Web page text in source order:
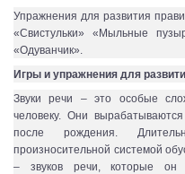
Упражнения для развития
«Свистульки» «Мыльные
«Одуванчик».
Игры и упражнения для
Звуки речи – это особые
человеку. Они
после рождения.
произносительной системой
– звуков речи, которые он